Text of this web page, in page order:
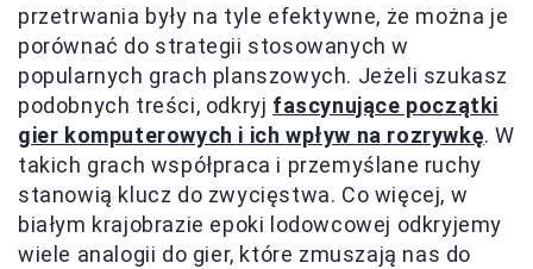
przetrwania były na tyle efektywne, że można je
porównać do strategii stosowanych w
popularnych grach planszowych. Jeżeli szukasz
podobnych treści, odkryj fascynujące początki
gier komputerowych i ich wpływ na rozrywkę. W
takich grach współpraca i przemyślane ruchy
stanowią klucz do zwycięstwa. Co więcej, w
białym krajobrazie epoki lodowcowej odkryjemy
wiele analogii do gier, które zmuszają nas do